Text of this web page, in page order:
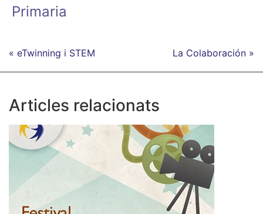
Primaria
« eTwinning i STEM La Colaboración »
Articles relacionats